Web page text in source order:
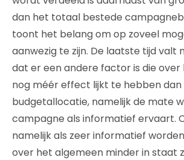
dan het totaal bestede
toont het belang om op zoveel
aanwezig te zijn. De laatste tijd valt
dat er een andere factor is die
nog méér effect lijkt te hebben dan
budgetallocatie, namelijk de mate
campagne als informatief ervaart.
namelijk als zeer informatief
over het algemeen minder in staat